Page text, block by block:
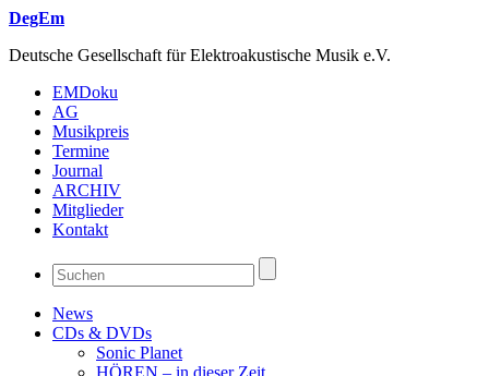
DegEm
Deutsche Gesellschaft für Elektroakustische Musik e.V.
EMDoku
AG
Musikpreis
Termine
Journal
ARCHIV
Mitglieder
Kontakt
News
CDs & DVDs
Sonic Planet
HÖREN – in dieser Zeit